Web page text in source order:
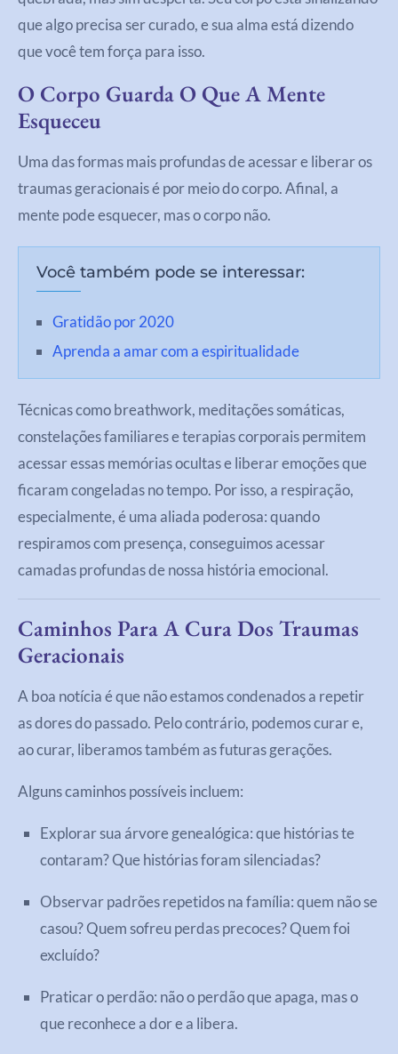
que algo precisa ser curado, e sua alma está dizendo
que você tem força para isso.
O Corpo Guarda O Que A Mente
Esqueceu
Uma das formas mais profundas de acessar e liberar os
traumas geracionais é por meio do corpo. Afinal, a
mente pode esquecer, mas o corpo não.
Você também pode se interessar:
Gratidão por 2020
Aprenda a amar com a espiritualidade
Técnicas como breathwork, meditações somáticas,
constelações familiares e terapias corporais permitem
acessar essas memórias ocultas e liberar emoções que
ficaram congeladas no tempo. Por isso, a respiração,
especialmente, é uma aliada poderosa: quando
respiramos com presença, conseguimos acessar
camadas profundas de nossa história emocional.
Caminhos Para A Cura Dos Traumas
Geracionais
A boa notícia é que não estamos condenados a repetir
as dores do passado. Pelo contrário, podemos curar e,
ao curar, liberamos também as futuras gerações.
Alguns caminhos possíveis incluem:
Explorar sua árvore genealógica: que histórias te
contaram? Que histórias foram silenciadas?
Observar padrões repetidos na família: quem não se
casou? Quem sofreu perdas precoces? Quem foi
excluído?
Praticar o perdão: não o perdão que apaga, mas o
que reconhece a dor e a libera.